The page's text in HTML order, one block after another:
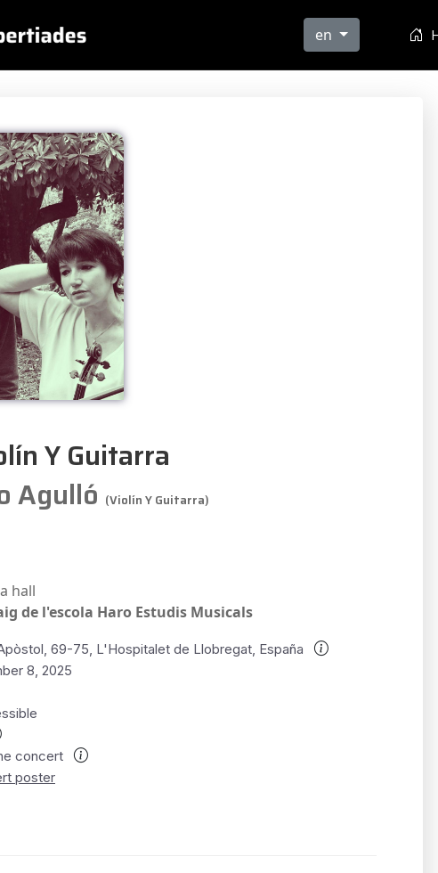
en
Y Guitarra
Agulló (violín Y Guitarra)
hall
de l'escola Haro Estudis Musicals
69-75, L'Hospitalet de Llobregat, España
8, 2025
concert
poster